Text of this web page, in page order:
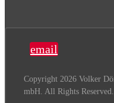
email
Copyright 2026 Volker
mbH. All Rights Reserved.